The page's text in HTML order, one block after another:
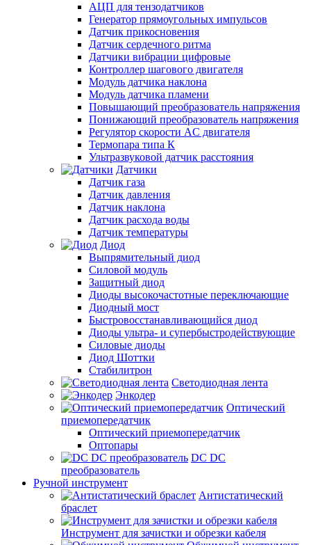
АЦП для тензодатчиков
Генератор прямоугольных импульсов
Датчик прикосновения
Датчик сердечного ритма
Датчики вибрации цифровые
Контроллер шагового двигателя
Модуль датчика наклона
Модуль датчика пламени
Повышающий преобразователь напряжения
Понижающий преобразователь напряжения
Регулятор скорости AC двигателя
Термопара типа К
Ультразвуковой датчик расстояния
Датчики
Датчик газа
Датчик давления
Датчик наклона
Датчик расхода воды
Датчик температуры
Диод
Выпрямительный диод
Силовой модуль
Защитный диод
Диоды высокочастотные переключающие
Диодный мост
Быстровосстанавливающийся диод
Диоды ультра- и супербыстродействующие
Силовые диоды
Диод Шоттки
Стабилитрон
Светодиодная лента
Энкодер
Оптический
приемопередатчик
Оптический приемопередатчик
Оптопары
DC DC
преобразователь
Ручной инструмент
Антистатический
браслет
Инструмент для зачистки и обрезки кабеля